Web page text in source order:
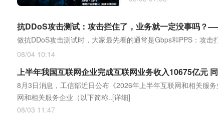
抗DDoS攻击测试：攻击拦住了，业务就一定没事吗？
做抗DDoS攻击测试时，大家最先看的通常是Gbps和PPS：攻击
08/04 10:14
上半年我国互联网企业完成互联网业务收入10675亿元
8月3日消息，工信部近日公布《2026年上半年互联网和相关服
网和相关服务企业（以下简称..[详细]
08/03 11:47